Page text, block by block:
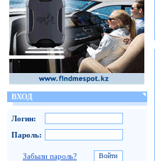
ВХОД
Логин:
Пароль:
Забыли пароль?